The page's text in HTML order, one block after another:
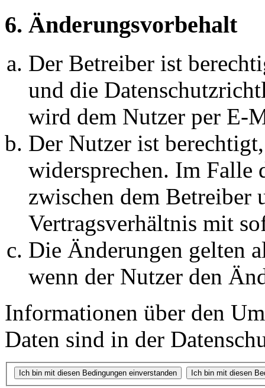
6. Änderungsvorbehalt
Der Betreiber ist
und die
wird dem Nutzer per E-
Der Nutzer ist
widersprechen. Im Falle
zwischen dem Betreiber
Vertragsverhältnis mit
Die Änderungen gelten
wenn der Nutzer den
Informationen über den
Daten sind in der